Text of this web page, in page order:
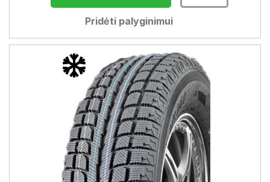
Pridėti palyginimui